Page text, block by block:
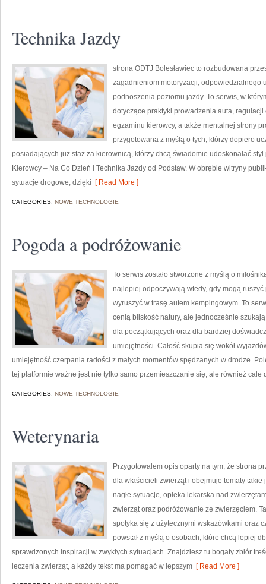
Technika Jazdy
strona ODTJ Bolesławiec to rozbudowana
zagadnieniom motoryzacji, odpowiedzialnego
podnoszenia poziomu jazdy. To serwis, w
dotyczące praktyki prowadzenia auta,
egzaminu kierowcy, a także mentalnej strony
przygotowana z myślą o tych, którzy dopiero
posiadających już staż za kierownicą, którzy chcą świadomie udoskonalać
Kierowcy – Na Co Dzień i Technika Jazdy od Podstaw. W obrębie witryny
sytuacje drogowe, dzięki [ Read More ]
CATEGORIES: NOWE TECHNOLOGIE
Pogoda a podróżowanie
To serwis zostało stworzone z myślą o
najlepiej odpoczywają wtedy, gdy mogą
wyruszyć w trasę autem kempingowym. To
cenią bliskość natury, ale jednocześnie
dla początkujących oraz dla bardziej
umiejętności. Całość skupia się wokół
umiejętność czerpania radości z małych momentów spędzanych w drodze.
tej platformie ważne jest nie tylko samo przemieszczanie się, ale również
CATEGORIES: NOWE TECHNOLOGIE
Weterynaria
Przygotowałem opis oparty na tym, że strona
dla właścicieli zwierząt i obejmuje tematy
nagłe sytuacje, opieka lekarska nad
zwierząt oraz podróżowanie ze zwierzęciem.
spotyka się z użytecznymi wskazówkami oraz
powstał z myślą o osobach, które chcą lepiej
sprawdzonych inspiracji w zwykłych sytuacjach. Znajdziesz tu bogaty zbiór
leczenia zwierząt, a każdy tekst ma pomagać w lepszym [ Read More ]